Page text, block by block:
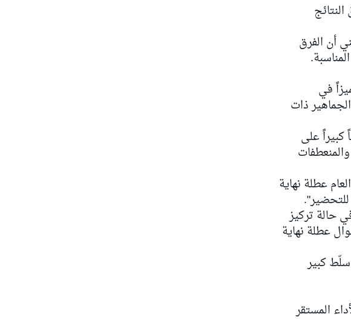
أن الفرق
في
ذات
على
عطلة نهاية
حالة تركيز
عطلة نهاية
كبير
المستقر